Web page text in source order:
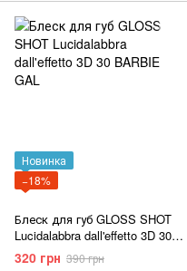
Новинка
−18%
Блеск для губ GLOSS SHOT
Lucidalabbra dall'effetto 3D 30
BARBIE GAL
320 грн 390 грн